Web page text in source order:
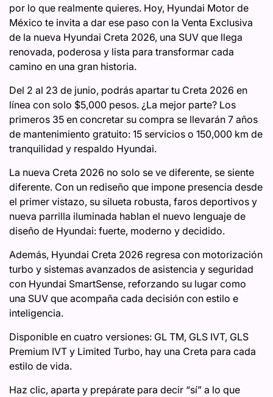
por lo que realmente quieres. Hoy, Hyundai Motor de
México te invita a dar ese paso con la Venta Exclusiva
de la nueva Hyundai Creta 2026, una SUV que llega
renovada, poderosa y lista para transformar cada
camino en una gran historia.
Del 2 al 23 de junio, podrás apartar tu Creta 2026 en
línea con solo $5,000 pesos. ¿La mejor parte? Los
primeros 35 en concretar su compra se llevarán 7 años
de mantenimiento gratuito: 15 servicios o 150,000 km de
tranquilidad y respaldo Hyundai.
La nueva Creta 2026 no solo se ve diferente, se siente
diferente. Con un rediseño que impone presencia desde
el primer vistazo, su silueta robusta, faros deportivos y
nueva parrilla iluminada hablan el nuevo lenguaje de
diseño de Hyundai: fuerte, moderno y decidido.
Además, Hyundai Creta 2026 regresa con motorización
turbo y sistemas avanzados de asistencia y seguridad
con Hyundai SmartSense, reforzando su lugar como
una SUV que acompaña cada decisión con estilo e
inteligencia.
Disponible en cuatro versiones: GL TM, GLS IVT, GLS
Premium IVT y Limited Turbo, hay una Creta para cada
estilo de vida.
Haz clic, aparta y prepárate para decir “sí” a lo que